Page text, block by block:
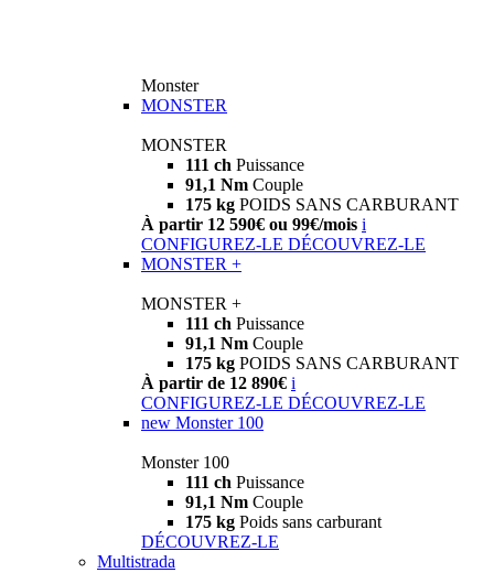
Monster
MONSTER
MONSTER
111 ch Puissance
91,1 Nm Couple
175 kg POIDS SANS CARBURANT
À partir 12 590€ ou 99€/mois i
CONFIGUREZ-LE DÉCOUVREZ-LE
MONSTER +
MONSTER +
111 ch Puissance
91,1 Nm Couple
175 kg POIDS SANS CARBURANT
À partir de 12 890€ i
CONFIGUREZ-LE DÉCOUVREZ-LE
new Monster 100
Monster 100
111 ch Puissance
91,1 Nm Couple
175 kg Poids sans carburant
DÉCOUVREZ-LE
Multistrada